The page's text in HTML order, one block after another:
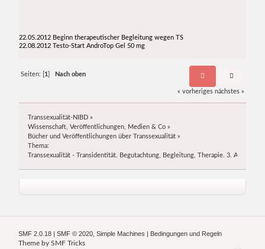
22.05.2012 Beginn therapeutischer Begleitung wegen TS
22.08.2012 Testo-Start AndroTop Gel 50 mg
Seiten: [ 1 Nach oben
« vorheriges nächstes »
Transsexualität-NIBD »
Wissenschaft, Veröffentlichungen, Medien & Co »
Bücher und Veröffentlichungen über Transsexualität »
Thema:
Transsexualität - Transidentität. Begutachtung, Begleitung, Therapie. 3. Auf
SMF 2.0.18 |SMF © 2020 ,Simple Machines | Bedingungen und Regeln
Theme bySMF Tricks